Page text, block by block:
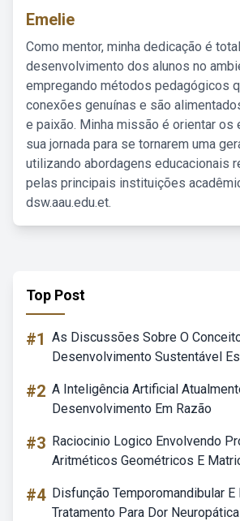
Emelie
Como mentor, minha dedicação é
desenvolvimento dos alunos no
empregando métodos pedagógicos
conexões genuínas e são
e paixão. Minha missão é orientar os
sua jornada para se tornarem uma
utilizando abordagens educacionais
pelas principais instituições
dsw.aau.edu.et.
Top Post
#1 As Discussões Sobre O
Desenvolvimento Sustentável
#2 A Inteligência Artificial
Desenvolvimento Em Razão
#3 Raciocinio Logico Envolvendo
Aritméticos Geométricos E
#4 Disfunção Temporomandibular E
Tratamento Para Dor Neuropática